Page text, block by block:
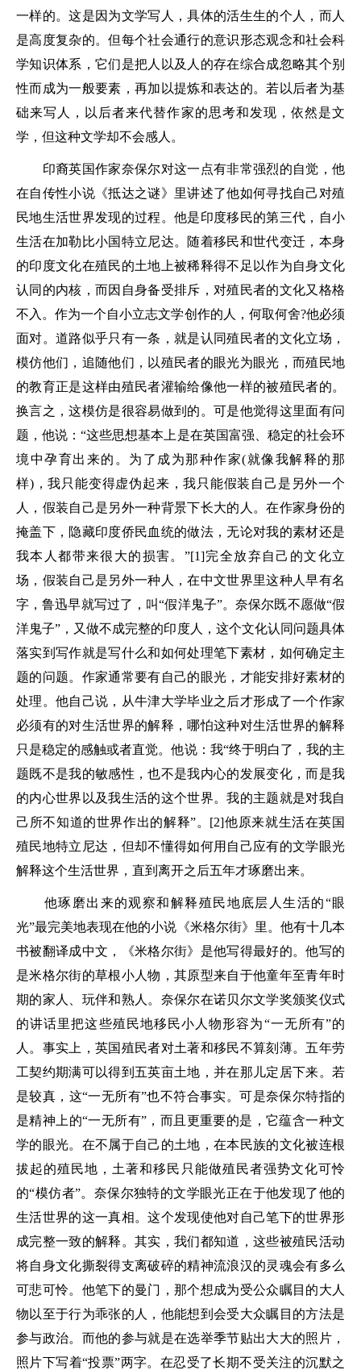
一样的。这是因为文学写人，具体的活生生的个人，而人
是高度复杂的。但每个社会通行的意识形态观念和社会科
学知识体系，它们是把人以及人的存在综合成忽略其个别
性而成为一般要素，再加以提炼和表达的。若以后者为基
础来写人，以后者来代替作家的思考和发现，依然是文
学，但这种文学却不会感人。
印裔英国作家奈保尔对这一点有非常强烈的自觉，他
在自传性小说《抵达之谜》里讲述了他如何寻找自己对殖
民地生活世界发现的过程。他是印度移民的第三代，自小
生活在加勒比小国特立尼达。随着移民和世代变迁，本身
的印度文化在殖民的土地上被稀释得不足以作为自身文化
认同的内核，而因自身备受排斥，对殖民者的文化又格格
不入。作为一个自小立志文学创作的人，何取何舍?他必须
面对。道路似乎只有一条，就是认同殖民者的文化立场，
模仿他们，追随他们，以殖民者的眼光为眼光，而殖民地
的教育正是这样由殖民者灌输给像他一样的被殖民者的。
换言之，这模仿是很容易做到的。可是他觉得这里面有问
题，他说：“这些思想基本上是在英国富强、稳定的社会环
境中孕育出来的。为了成为那种作家(就像我解释的那
样)，我只能变得虚伪起来，我只能假装自己是另外一个
人，假装自己是另外一种背景下长大的人。在作家身份的
掩盖下，隐藏印度侨民血统的做法，无论对我的素材还是
我本人都带来很大的损害。”[1]完全放弃自己的文化立
场，假装自己是另外一种人，在中文世界里这种人早有名
字，鲁迅早就写过了，叫“假洋鬼子”。奈保尔既不愿做“假
洋鬼子”，又做不成完整的印度人，这个文化认同问题具体
落实到写作就是写什么和如何处理笔下素材，如何确定主
题的问题。作家通常要有自己的眼光，才能安排好素材的
处理。他自己说，从牛津大学毕业之后才形成了一个作家
必须有的对生活世界的解释，哪怕这种对生活世界的解释
只是稳定的感触或者直觉。他说：我“终于明白了，我的主
题既不是我的敏感性，也不是我内心的发展变化，而是我
的内心世界以及我生活的这个世界。我的主题就是对我自
己所不知道的世界作出的解释”。[2]他原来就生活在英国
殖民地特立尼达，但却不懂得如何用自己应有的文学眼光
解释这个生活世界，直到离开之后五年才琢磨出来。
他琢磨出来的观察和解释殖民地底层人生活的“眼
光”最完美地表现在他的小说《米格尔街》里。他有十几本
书被翻译成中文，《米格尔街》是他写得最好的。他写的
是米格尔街的草根小人物，其原型来自于他童年至青年时
期的家人、玩伴和熟人。奈保尔在诺贝尔文学奖颁奖仪式
的讲话里把这些殖民地移民小人物形容为“一无所有”的
人。事实上，英国殖民者对土著和移民不算刻薄。五年劳
工契约期满可以得到五英亩土地，并在那儿定居下来。若
是较真，这“一无所有”也不符合事实。可是奈保尔特指的
是精神上的“一无所有”，而且更重要的是，它蕴含一种文
学的眼光。在不属于自己的土地，在本民族的文化被连根
拔起的殖民地，土著和移民只能做殖民者强势文化可怜
的“模仿者”。奈保尔独特的文学眼光正在于他发现了他的
生活世界的这一真相。这个发现使他对自己笔下的世界形
成完整一致的解释。其实，我们都知道，这些被殖民活动
将自身文化撕裂得支离破碎的精神流浪汉的灵魂会有多么
可悲可怜。他笔下的曼门，那个想成为受公众瞩目的大人
物以至于行为乖张的人，他能想到会受大众瞩目的方法是
参与政治。而他的参与就是在选举季节贴出大大的照片，
照片下写着“投票”两字。在忍受了长期不受关注的沉默之